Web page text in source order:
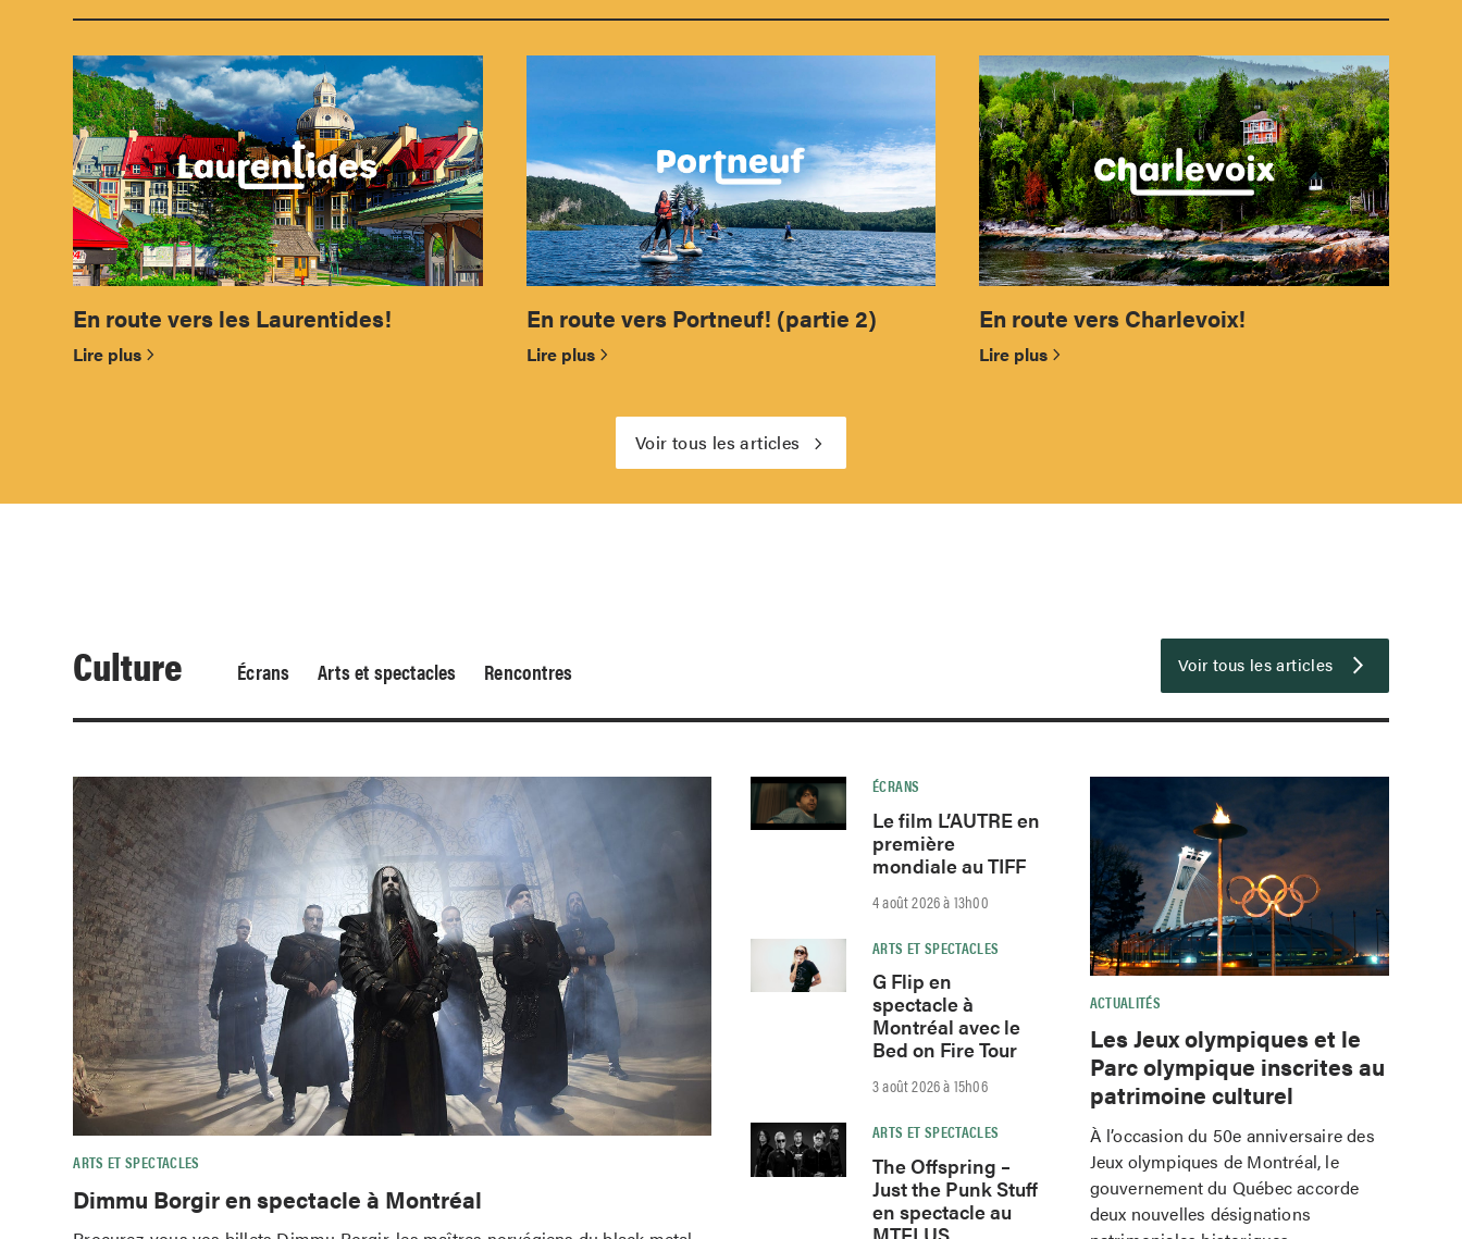
En route vers les Laurentides!
Lire plus
En route vers Portneuf! (partie 2)
Lire plus
En route vers Charlevoix!
Lire plus
Voir tous les articles
Culture Écrans Arts et spectacles Rencontres Voir tous les articles
ARTS ET SPECTACLES
Dimmu Borgir en spectacle à Montréal
ÉCRANS
Le film L’AUTRE en
première
mondiale au TIFF
4 août 2026 à 13h00
ARTS ET SPECTACLES
G Flip en
spectacle à
Montréal avec le
Bed on Fire Tour
3 août 2026 à 15h06
ARTS ET SPECTACLES
The Offspring –
Just the Punk Stuff
en spectacle au
ACTUALITÉS
Les Jeux olympiques et le
Parc olympique inscrites au
patrimoine culturel
À l’occasion du 50e anniversaire des
Jeux olympiques de Montréal, le
gouvernement du Québec accorde
deux nouvelles désignations